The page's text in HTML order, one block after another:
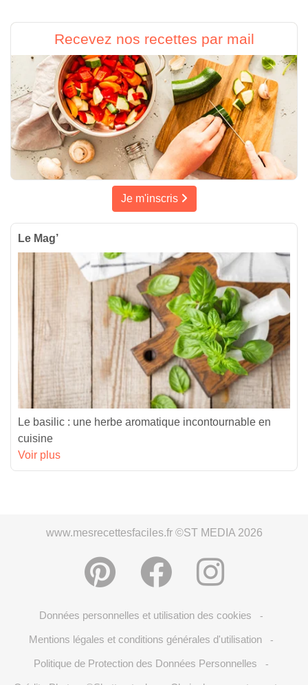
Recevez nos recettes par mail
Je m'inscris
Le Mag’
Le basilic : une herbe aromatique incontournable en
cuisine
Voir plus
www.mesrecettesfaciles.fr ©ST MEDIA 2026
Données personnelles et utilisation des cookies -
Mentions légales et conditions générales d'utilisation -
Politique de Protection des Données Personnelles -